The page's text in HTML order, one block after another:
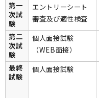
第一
次試
験
エントリーシート
審査及び適性検査
第二
次試
験
個人面接試験
（WEB面接）
最終
試験
個人面接試験